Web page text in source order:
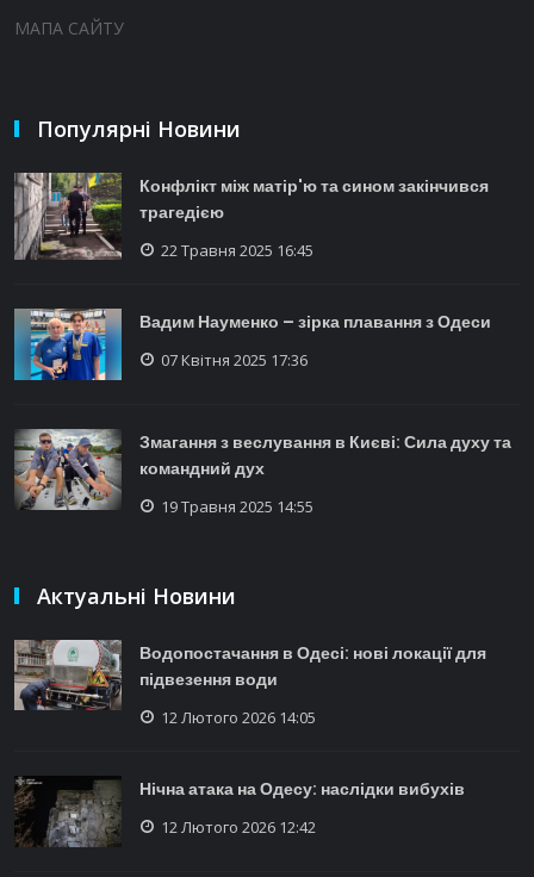
МАПА САЙТУ
Популярні Новини
Конфлікт між матір'ю та сином закінчився
трагедією
22 Травня 2025 16:45
Вадим Науменко – зірка плавання з Одеси
07 Квітня 2025 17:36
Змагання з веслування в Києві: Сила духу та
командний дух
19 Травня 2025 14:55
Актуальні Новини
Водопостачання в Одесі: нові локації для
підвезення води
12 Лютого 2026 14:05
Нічна атака на Одесу: наслідки вибухів
12 Лютого 2026 12:42